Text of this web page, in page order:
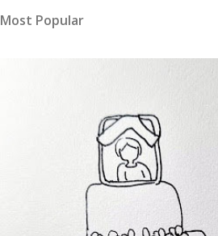
Most Popular